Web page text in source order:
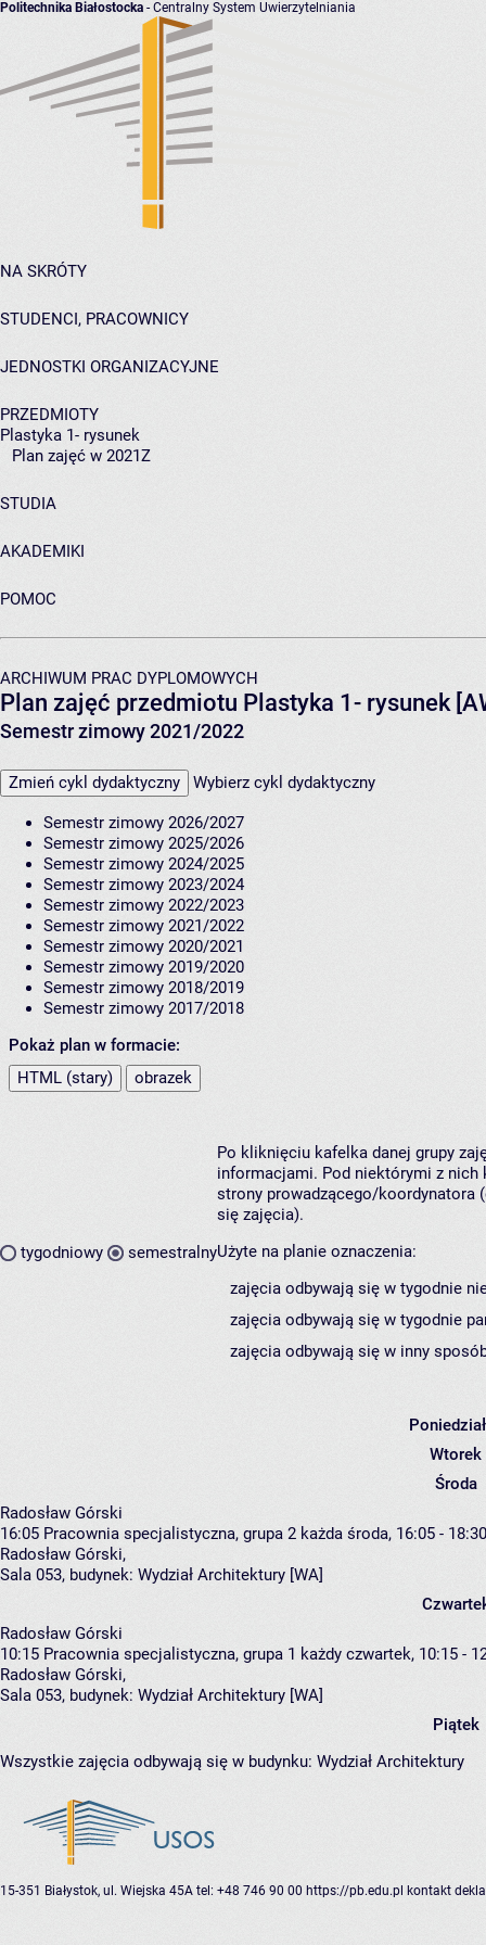
Politechnika Białostocka - Centralny System Uwierzytelniania
NA SKRÓTY
STUDENCI, PRACOWNICY
JEDNOSTKI ORGANIZACYJNE
PRZEDMIOTY
Plastyka 1- rysunek
Plan zajęć w 2021Z
STUDIA
AKADEMIKI
POMOC
ARCHIWUM PRAC DYPLOMOWYCH
Plan zajęć przedmiotu Plastyka 1- rysunek
Semestr zimowy 2021/2022
Zmień cykl dydaktyczny Wybierz cykl dydaktyczny
Semestr zimowy 2026/2027
Semestr zimowy 2025/2026
Semestr zimowy 2024/2025
Semestr zimowy 2023/2024
Semestr zimowy 2022/2023
Semestr zimowy 2021/2022
Semestr zimowy 2020/2021
Semestr zimowy 2019/2020
Semestr zimowy 2018/2019
Semestr zimowy 2017/2018
Pokaż plan w formacie:
HTML (stary)
obrazek
tygodniowy semestralny
Po kliknięciu kafelka danej grupy
informacjami. Pod niektórymi z nich
strony prowadzącego/koordynatora
się zajęcia).
Użyte na planie oznaczenia:
zajęcia odbywają się w tygodnie
zajęcia odbywają się w tygodnie
zajęcia odbywają się w inny
Wtorek
Środa
Radosław Górski
16:05 Pracownia specjalistyczna, grupa 2 każda środa, 16:05 - 18:30
Radosław Górski,
Sala 053, budynek: Wydział Architektury [WA]
Radosław Górski
10:15 Pracownia specjalistyczna, grupa 1 każdy czwartek, 10:15 -
Radosław Górski,
Sala 053, budynek: Wydział Architektury [WA]
Piątek
Wszystkie zajęcia odbywają się w budynku: Wydział Architektury
15-351 Białystok, ul. Wiejska 45A tel: +48 746 90 00 https://pb.edu.pl kontakt